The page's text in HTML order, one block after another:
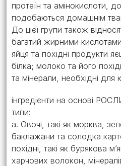
протеїн та амінокислоти,
подобаються домашнім
До цієї групи також
багатий жирними
яйця та похідні продукти
білка; молоко та його
та мінерали, необхідні для
інгредієнти на основі
типи:
a. Овочі, такі як морква,
баклажани та солодка
похідні, такі як бурякова
харчових волокон, мінералів